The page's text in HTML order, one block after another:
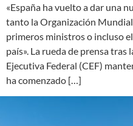
«España ha vuelto a dar una
tanto la Organización
primeros ministros o incluso
país». La rueda de prensa
Ejecutiva Federal (CEF)
ha comenzado […]